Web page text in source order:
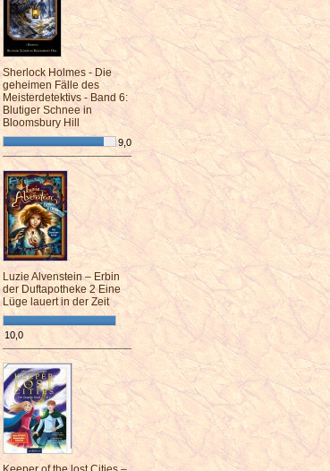
Sherlock Holmes - Die
geheimen Fälle des
Meisterdetektivs - Band 6:
Blutiger Schnee in
Bloomsbury Hill
9,0
¯¯¯¯¯¯¯¯¯¯¯¯¯¯¯¯¯¯¯¯¯¯¯¯
Luzie Alvenstein – Erbin
der Duftapotheke 2 Eine
Lüge lauert in der Zeit
10,0
¯¯¯¯¯¯¯¯¯¯¯¯¯¯¯¯¯¯¯¯¯¯¯¯